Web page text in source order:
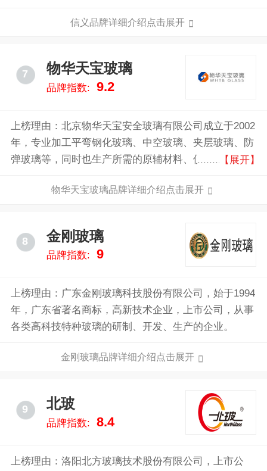
节能玻璃和汽车玻璃生产商之一。
信义品牌详细介绍点击展开
7 物华天宝玻璃
品牌指数: 9.2
上榜理由：北京物华天宝安全玻璃有限公司成立于2002
年，专业加工平弯钢化玻璃、中空玻璃、夹层玻璃、防
弹玻璃等，同时也生产所需的原辅材料、仪器仪表、机
的生产技术，公司也加大了对海外销售市场的扩张。
【展开】
物华天宝玻璃品牌详细介绍点击展开
8 金刚玻璃
品牌指数: 9
上榜理由：广东金刚玻璃科技股份有限公司，始于1994
年，广东省著名商标，高新技术企业，上市公司，从事
各类高科技特种玻璃的研制、开发、生产的企业。
金刚玻璃品牌详细介绍点击展开
9 北玻
品牌指数: 8.4
上榜理由：洛阳北方玻璃技术股份有限公司，上市公